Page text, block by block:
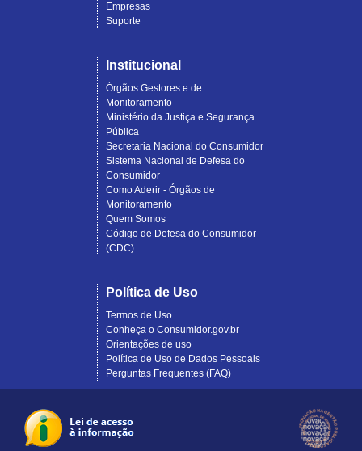
Empresas
Suporte
Institucional
Órgãos Gestores e de
Monitoramento
Ministério da Justiça e Segurança
Pública
Secretaria Nacional do Consumidor
Sistema Nacional de Defesa do
Consumidor
Como Aderir - Órgãos de
Monitoramento
Quem Somos
Código de Defesa do Consumidor
(CDC)
Política de Uso
Termos de Uso
Conheça o Consumidor.gov.br
Orientações de uso
Política de Uso de Dados Pessoais
Perguntas Frequentes (FAQ)